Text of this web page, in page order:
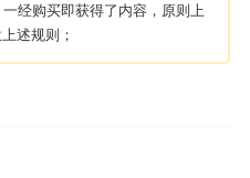
弊模组，
器外挂！
经购买即获得了内容，原则上
述规则；